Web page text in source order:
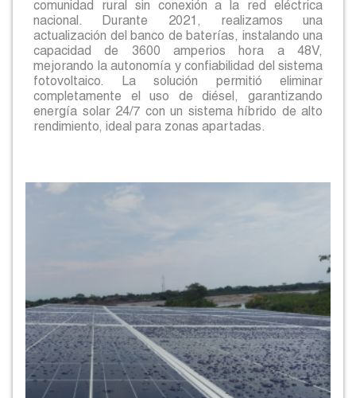
comunidad rural sin conexión a la red eléctrica
nacional. Durante 2021, realizamos una
actualización del banco de baterías, instalando una
capacidad de 3600 amperios hora a 48V,
mejorando la autonomía y confiabilidad del sistema
fotovoltaico. La solución permitió eliminar
completamente el uso de diésel, garantizando
energía solar 24/7 con un sistema híbrido de alto
rendimiento, ideal para zonas apartadas.